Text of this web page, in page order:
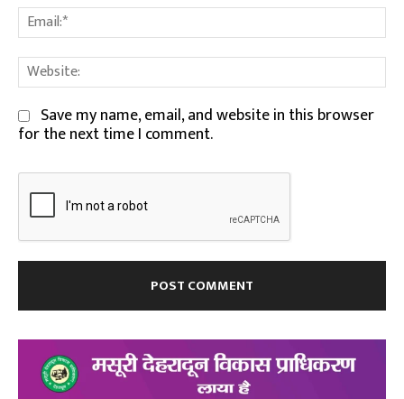
Save my name, email, and website in this browser
for the next time I comment.